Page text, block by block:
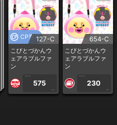
CP専用127-C
こびとづかんウ
ェアラブルファ
ン
1PLAY
575
CP
654-C
こびとづかんウ
ェアラブルファ
ン
1PLAY
230
CP